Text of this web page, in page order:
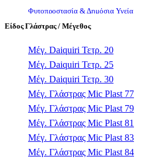
Φυτοπροστασία & Δημόσια Υγεία
Φυτόχωμα & Υπόστρωμα
Είδος Γλάστρας / Μέγεθος
Μέγ. Daiquiri Τετρ. 20
Μέγ. Daiquiri Τετρ. 25
Μέγ. Daiquiri Τετρ. 30
Μέγ. Γλάστρας Mic Plast 77
Μέγ. Γλάστρας Mic Plast 79
Μέγ. Γλάστρας Mic Plast 81
Μέγ. Γλάστρας Mic Plast 83
Μέγ. Γλάστρας Mic Plast 84